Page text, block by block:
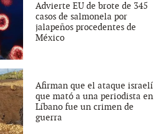
Advierte EU de brote de 345
casos de salmonela por
jalapeños procedentes de
México
Afirman que el ataque israelí
que mató a una periodista en
Líbano fue un crimen de
guerra